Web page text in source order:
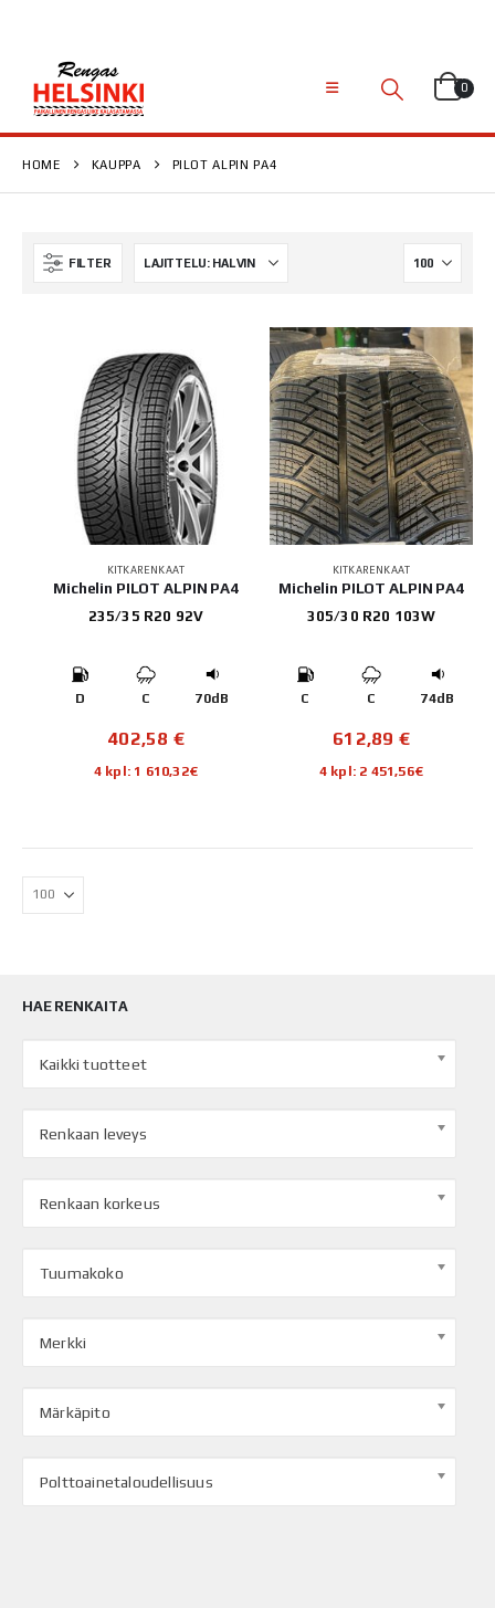
0
HOME KAUPPA PILOT ALPIN PA4
FILTER
KITKARENKAAT
Michelin PILOT ALPIN PA4
235/35 R20 92V
D C 70dB
402,58 €
4 kpl: 1 610,32€
KITKARENKAAT
Michelin PILOT ALPIN PA4
305/30 R20 103W
C C 74dB
612,89 €
4 kpl: 2 451,56€
HAE RENKAITA
Kaikki tuotteet
Renkaan leveys
Renkaan korkeus
Tuumakoko
Merkki
Märkäpito
Polttoainetaloudellisuus